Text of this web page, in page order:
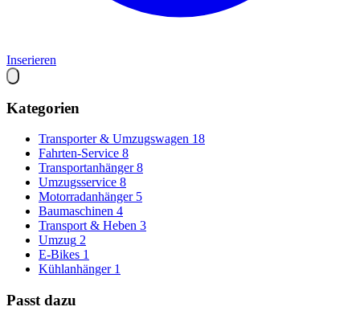
Inserieren
Kategorien
Transporter & Umzugswagen 18
Fahrten-Service 8
Transportanhänger 8
Umzugsservice 8
Motorradanhänger 5
Baumaschinen 4
Transport & Heben 3
Umzug 2
E-Bikes 1
Kühlanhänger 1
Passt dazu